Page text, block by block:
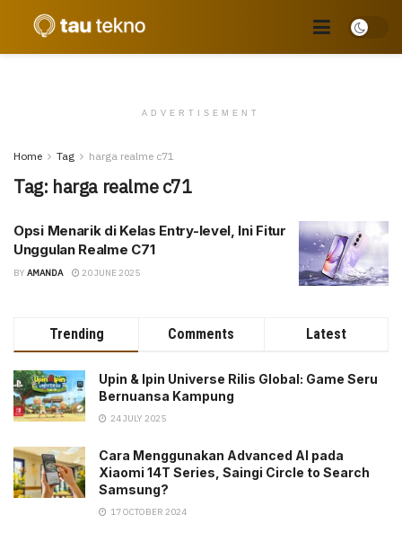
ADVERTISEMENT
Home Tag harga realme c71
Tag: harga realme c71
Opsi Menarik di Kelas Entry-level, Ini Fitur
Unggulan Realme C71
BY AMANDA 20 JUNE 2025
Trending Comments Latest
Upin & Ipin Universe Rilis Global: Game Seru
Bernuansa Kampung
24 JULY 2025
Cara Menggunakan Advanced AI pada
Xiaomi 14T Series, Saingi Circle to Search
Samsung?
17 OCTOBER 2024